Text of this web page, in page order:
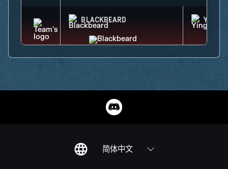
BLACKBEARD YING
简体中文